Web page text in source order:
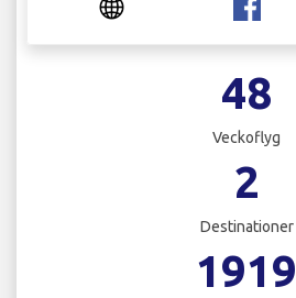
48
Veckoflyg
2
Destinationer
1919